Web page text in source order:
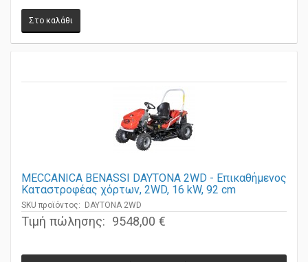
MECCANICA BENASSI DAYTONA 2WD - Επικαθήμενος
Καταστροφέας χόρτων, 2WD, 16 kW, 92 cm
SKU προϊόντος: DAYTONA 2WD
Τιμή πώλησης: 9548,00 €